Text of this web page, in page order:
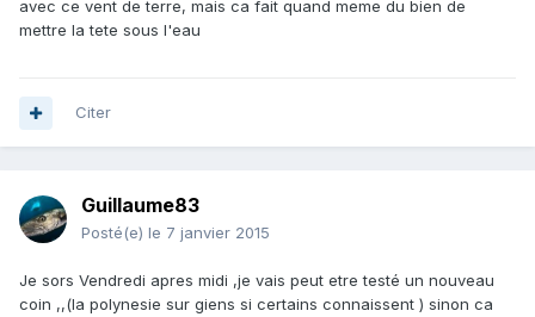
avec ce vent de terre, mais ca fait quand meme du bien de
mettre la tete sous l'eau
Citer
Guillaume83
Posté(e) le 7 janvier 2015
Je sors Vendredi apres midi ,je vais peut etre testé un nouveau
coin ,,(la polynesie sur giens si certains connaissent ) sinon ca